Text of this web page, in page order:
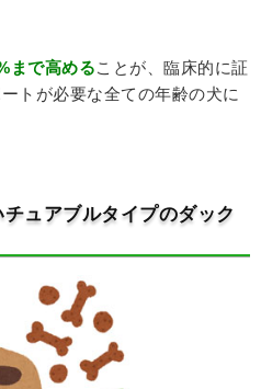
まで高めることが、臨床的に証
トが必要な全ての年齢の犬に
ュアブルタイプのダック